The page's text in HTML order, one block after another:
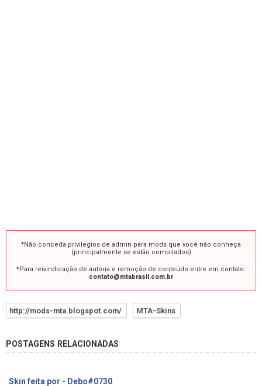
*Não conceda privilegios de admin para mods que você não conheça
(principalmente se estão compilados)
*Para reivindicação de autoria e remoção de conteúdo entre em contato:
contato@mtabrasil.com.br
http://mods-mta.blogspot.com/ MTA-Skins
POSTAGENS RELACIONADAS
Skin feita por - Debo#0730